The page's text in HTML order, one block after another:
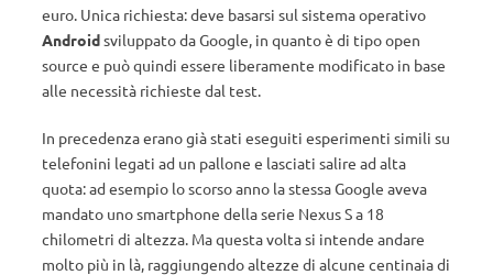
euro. Unica richiesta: deve basarsi sul sistema operativo
Androidsviluppato da Google, in quanto è di tipo open
source e può quindi essere liberamente modificato in base
alle necessità richieste dal test.
In precedenza erano già stati eseguiti esperimenti simili su
telefonini legati ad un pallone e lasciati salire ad alta
quota: ad esempio lo scorso anno la stessa Google aveva
mandato uno smartphone della serie Nexus S a 18
chilometri di altezza. Ma questa volta si intende andare
molto più in là, raggiungendo altezze di alcune centinaia di